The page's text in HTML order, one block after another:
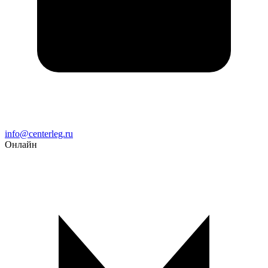
Email
info@centerleg.ru
Онлайн